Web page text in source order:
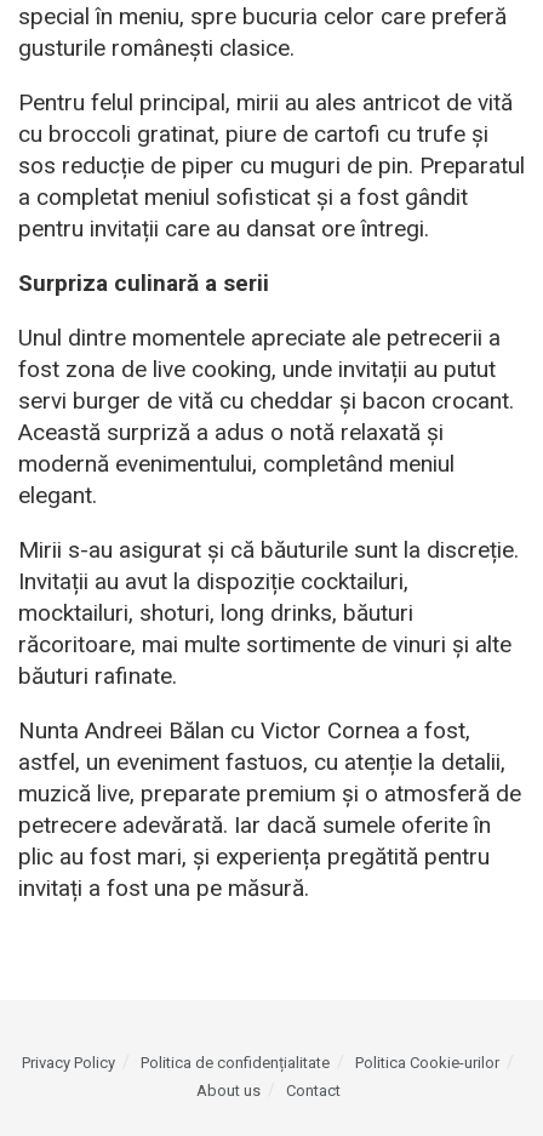
special în meniu, spre bucuria celor care preferă
gusturile românești clasice.
Pentru felul principal, mirii au ales antricot de vită
cu broccoli gratinat, piure de cartofi cu trufe și
sos reducție de piper cu muguri de pin. Preparatul
a completat meniul sofisticat și a fost gândit
pentru invitații care au dansat ore întregi.
Surpriza culinară a serii
Unul dintre momentele apreciate ale petrecerii a
fost zona de live cooking, unde invitații au putut
servi burger de vită cu cheddar și bacon crocant.
Această surpriză a adus o notă relaxată și
modernă evenimentului, completând meniul
elegant.
Mirii s-au asigurat și că băuturile sunt la discreție.
Invitații au avut la dispoziție cocktailuri,
mocktailuri, shoturi, long drinks, băuturi
răcoritoare, mai multe sortimente de vinuri și alte
băuturi rafinate.
Nunta Andreei Bălan cu Victor Cornea a fost,
astfel, un eveniment fastuos, cu atenție la detalii,
muzică live, preparate premium și o atmosferă de
petrecere adevărată. Iar dacă sumele oferite în
plic au fost mari, și experiența pregătită pentru
invitați a fost una pe măsură.
Privacy Policy Politica de confidențialitate
Politica Cookie-urilor
About us
Contact